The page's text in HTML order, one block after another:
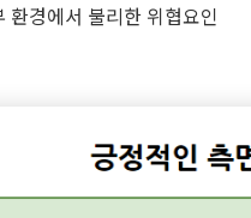
경에서 불리한 위협요인